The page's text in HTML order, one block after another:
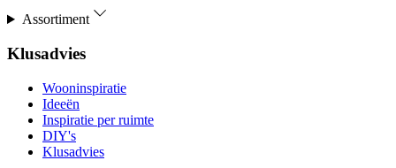
Assortiment
Klusadvies
Wooninspiratie
Ideeën
Inspiratie per ruimte
DIY's
Klusadvies